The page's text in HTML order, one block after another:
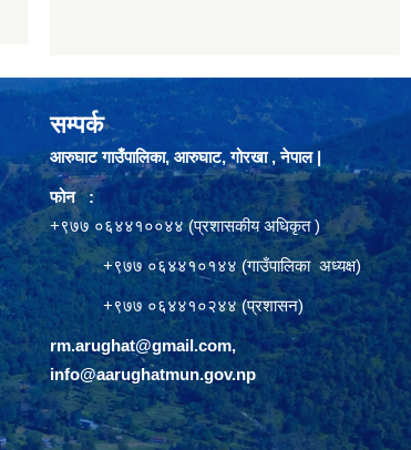
सम्पर्क
आरुघाट गाउँपालिका, आरुघाट, गोरखा , नेपाल |
फोन :
+९७७ ०६४४१००४४ (प्रशासकीय अधिकृत )
+९७७ ०६४४१०१४४ (गाउँपालिका अध्यक्ष)
+९७७ ०६४४१०२४४ (प्रशासन)
rm.arughat@gmail.com,
info@aarughatmun.gov.np